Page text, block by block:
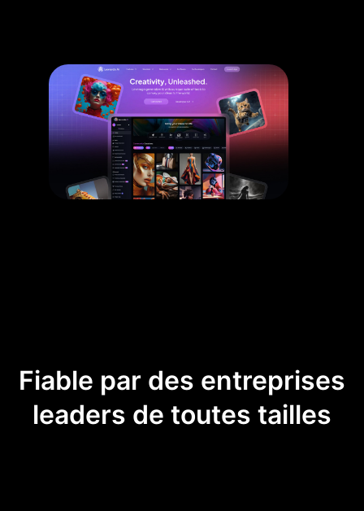
Fiable par des entreprises
leaders de toutes tailles